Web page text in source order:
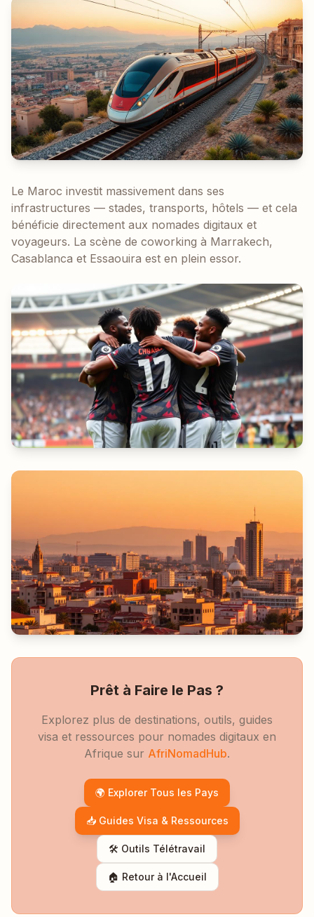
Le Maroc investit massivement dans ses
infrastructures — stades, transports, hôtels — et cela
bénéficie directement aux nomades digitaux et
voyageurs. La scène de coworking à Marrakech,
Casablanca et Essaouira est en plein essor.
Prêt à Faire le Pas ?
Explorez plus de destinations, outils, guides
visa et ressources pour nomades digitaux en
Afrique sur AfriNomadHub.
🌍 Explorer Tous les Pays
📥 Guides Visa & Ressources
🛠️ Outils Télétravail
🏠 Retour à l'Accueil